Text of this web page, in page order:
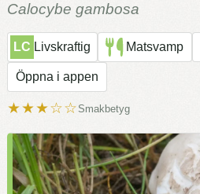
Calocybe gambosa
LC Livskraftig Matsvamp
Öppna i appen
★★★☆☆Smakbetyg